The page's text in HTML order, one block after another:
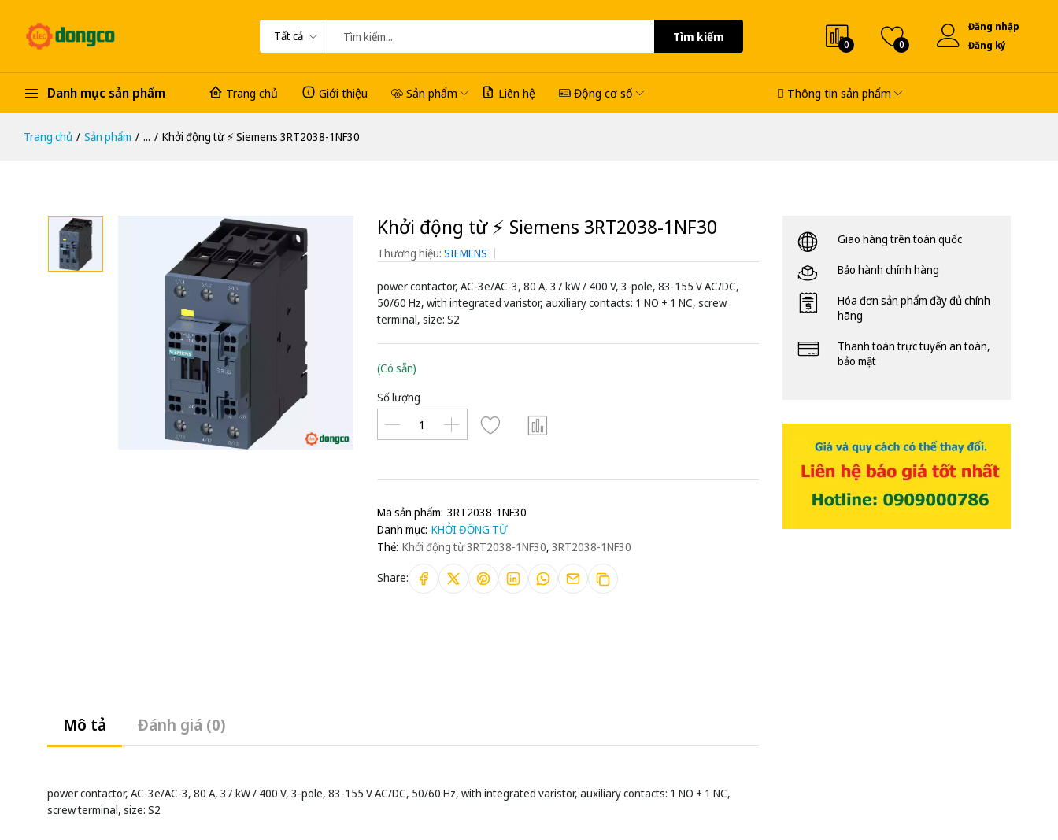
Tất cả Tìm kiếm
0 0
Đăng nhập
Đăng ký
Danh mục sản phẩm Trang chủ Giới thiệu Sản phẩm Liên hệ Động cơ số Thông tin sản phẩm
Trang chủ Sản phẩm ... Khởi động từ ⚡️ Siemens 3RT2038-1NF30
Khởi động từ ⚡️ Siemens 3RT2038-1NF30
Thương hiệu: SIEMENS
power contactor, AC-3e/AC-3, 80 A, 37 kW / 400 V, 3-pole, 83-155 V AC/DC,
50/60 Hz, with integrated varistor, auxiliary contacts: 1 NO + 1 NC, screw
terminal, size: S2
(Có sẵn)
Số lượng
Mã sản phẩm: 3RT2038-1NF30
Danh mục: KHỞI ĐỘNG TỪ
Thẻ: Khởi động từ 3RT2038-1NF30, 3RT2038-1NF30
Share:
Mô tả Đánh giá (0)
power contactor, AC-3e/AC-3, 80 A, 37 kW / 400 V, 3-pole, 83-155 V AC/DC, 50/60 Hz, with integrated varistor, auxiliary contacts: 1 NO + 1 NC,
screw terminal, size: S2
Giao hàng trên toàn quốc
Bảo hành chính hàng
Hóa đơn sản phẩm đầy đủ chính
hãng
Thanh toán trực tuyến an toàn,
bảo mật